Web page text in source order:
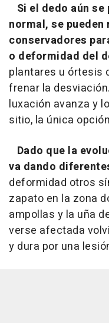
Si el dedo aún
normal, se
conservadores
o deformidad del
plantares u órtesis
frenar la
luxación avanza y
sitio, la única
Dado que la
va dando
deformidad otros
zapato en la zona
ampollas y la uña
verse afectada
y dura por una